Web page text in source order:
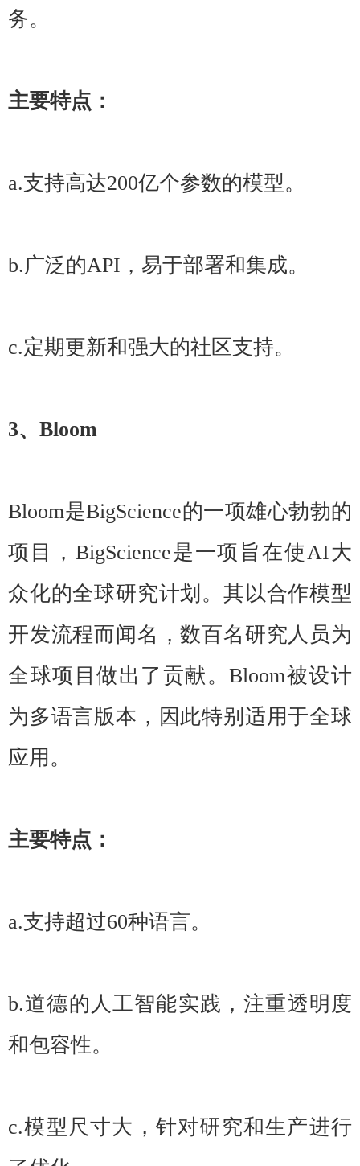
务。
主要特点：
a.支持高达200亿个参数的模型。
b.广泛的API，易于部署和集成。
c.定期更新和强大的社区支持。
3、Bloom
Bloom是BigScience的一项雄心勃勃的
项目，BigScience是一项旨在使AI大
众化的全球研究计划。其以合作模型
开发流程而闻名，数百名研究人员为
全球项目做出了贡献。Bloom被设计
为多语言版本，因此特别适用于全球
应用。
主要特点：
a.支持超过60种语言。
b.道德的人工智能实践，注重透明度
和包容性。
c.模型尺寸大，针对研究和生产进行